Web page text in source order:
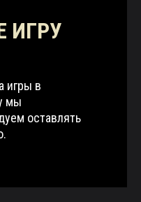
ИГРУ
игры в
мы
оставлять